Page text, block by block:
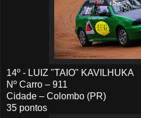
14º - LUIZ "TAIO" KAVILHUKA
Nº Carro – 911
Cidade – Colombo (PR)
35 pontos